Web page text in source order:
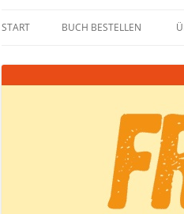
START BUCH BESTELLEN